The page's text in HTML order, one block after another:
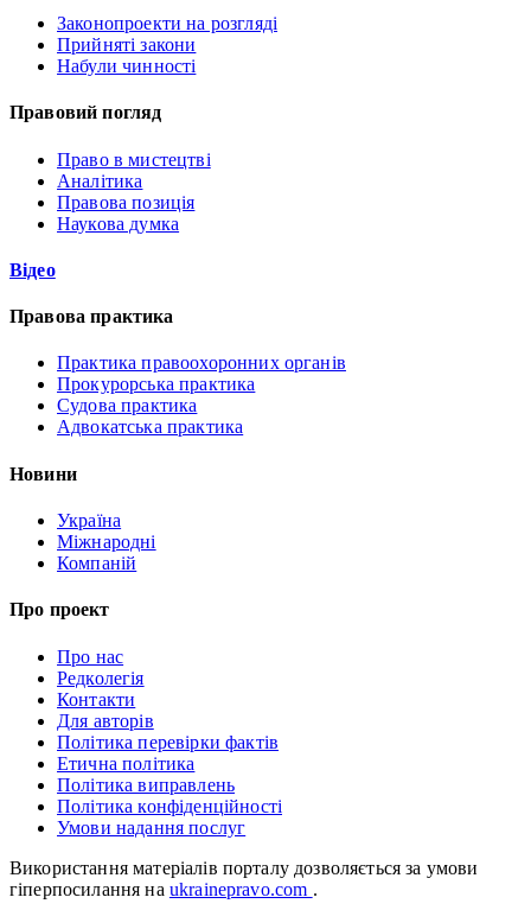
Законопроекти на розгляді
Прийняті закони
Набули чинності
Правовий погляд
Право в мистецтві
Аналітика
Правова позиція
Наукова думка
Відео
Правова практика
Практика правоохоронних органів
Прокурорська практика
Судова практика
Адвокатська практика
Новини
Україна
Міжнародні
Компаній
Про проект
Про нас
Редколегія
Контакти
Для авторів
Політика перевірки фактів
Етична політика
Політика виправлень
Політика конфіденційності
Умови надання послуг
Використання матеріалів порталу дозволяється за умови
гіперпосилання на ukrainepravo.com .